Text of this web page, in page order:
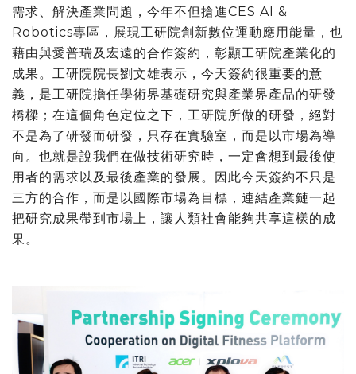
需求、解決產業問題，今年不但搶進CES AI &
Robotics專區，展現工研院創新數位運動應用能量，也
藉由與愛普瑞及宏遠的合作簽約，彰顯工研院產業化的
成果。工研院院長劉文雄表示，今天簽約很重要的意
義，是工研院擔任學術界基礎研究與產業界產品的研發
橋樑；在這個角色定位之下，工研院所做的研發，絕對
不是為了研發而研發，只存在實驗室，而是以市場為導
向。也就是說我們在做技術研究時，一定會想到最後使
用者的需求以及最後產業的發展。因此今天簽約不只是
三方的合作，而是以國際市場為目標，連結產業鏈一起
把研究成果帶到市場上，讓人類社會能夠共享這樣的成
果。